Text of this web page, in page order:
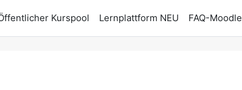
Kurspool Lernplattform NEU FAQ-Moodle